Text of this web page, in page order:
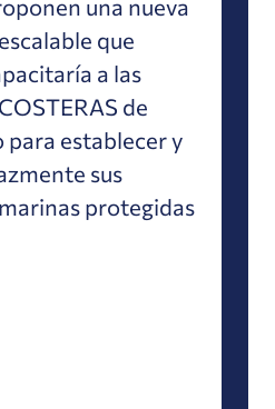
una nueva
que
a las
de
establecer y
sus
protegidas